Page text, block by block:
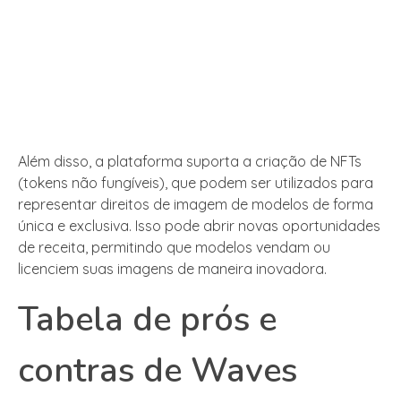
Além disso, a plataforma suporta a criação de NFTs
(tokens não fungíveis), que podem ser utilizados para
representar direitos de imagem de modelos de forma
única e exclusiva. Isso pode abrir novas oportunidades
de receita, permitindo que modelos vendam ou
licenciem suas imagens de maneira inovadora.
Tabela de prós e
contras de Waves